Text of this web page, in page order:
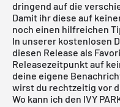
dringend auf die
Damit ihr diese auf
noch einen hilfreichen
In unserer kostenlosen
diesen Release als
Releasezeitpunkt auf
deine eigene
wirst du rechtzeitig vor
Wo kann ich den IVY